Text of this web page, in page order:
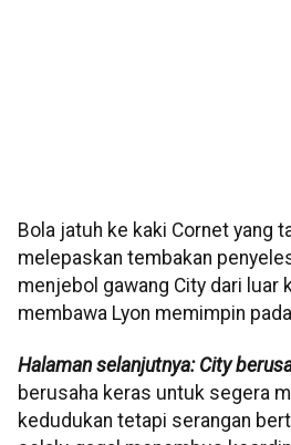
Bola jatuh ke kaki Cornet yang
melepaskan tembakan
menjebol gawang City dari luar
membawa Lyon memimpin
Halaman selanjutnya: City
berusaha keras untuk segera
kedudukan tetapi serangan